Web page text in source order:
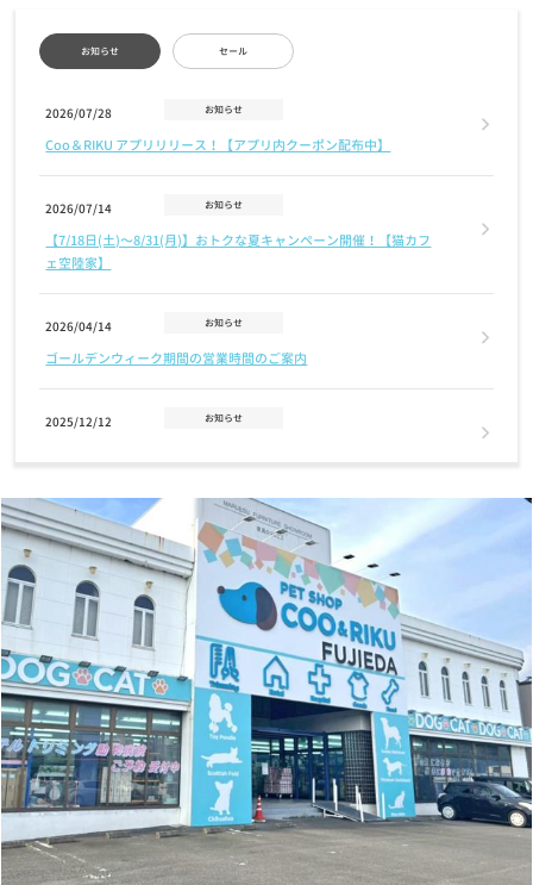
お知らせ セール
2026/07/28 お知らせ
Coo＆RIKU アプリリリース！【アプリ内クーポン配布中】
2026/07/14 お知らせ
【7/18日(土)〜8/31(月)】おトクな夏キャンペーン開催！【猫カフ
ェ空陸家】
2026/04/14 お知らせ
ゴールデンウィーク期間の営業時間のご案内
2025/12/12 お知らせ
2025/11/14 お知らせ
2026年クーリクカレンダー全国の店舗にて無料配布中！！
2025/11/03 お知らせ
【12/2(火)まで】クリスマスケーキ・おせちご予約受付中！
2025/07/17 お知らせ
7/24(木)営業時間変更のお知らせ
2025/07/01 お知らせ
7月1日(火) GRAND OPENING！奈良富雄南店